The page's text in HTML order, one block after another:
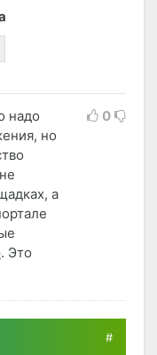
надо
но
а
. Это
0
#